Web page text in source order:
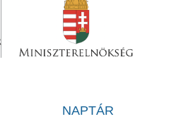
NAPTÁR